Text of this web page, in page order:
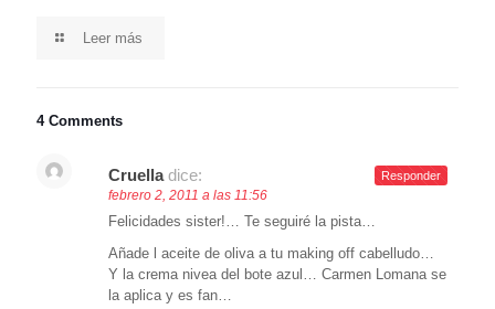
Leer más
4 Comments
Cruella dice:
febrero 2, 2011 a las 11:56
Felicidades sister!… Te seguiré la pista…
Añade l aceite de oliva a tu making off cabelludo…
Y la crema nivea del bote azul… Carmen Lomana se
la aplica y es fan…
Responder